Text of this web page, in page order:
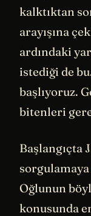
kalktıktan
arayışına
ardındaki
istediği de
başlıyoruz.
bitenleri
Başlangıçta
Oğlunun
konusunda